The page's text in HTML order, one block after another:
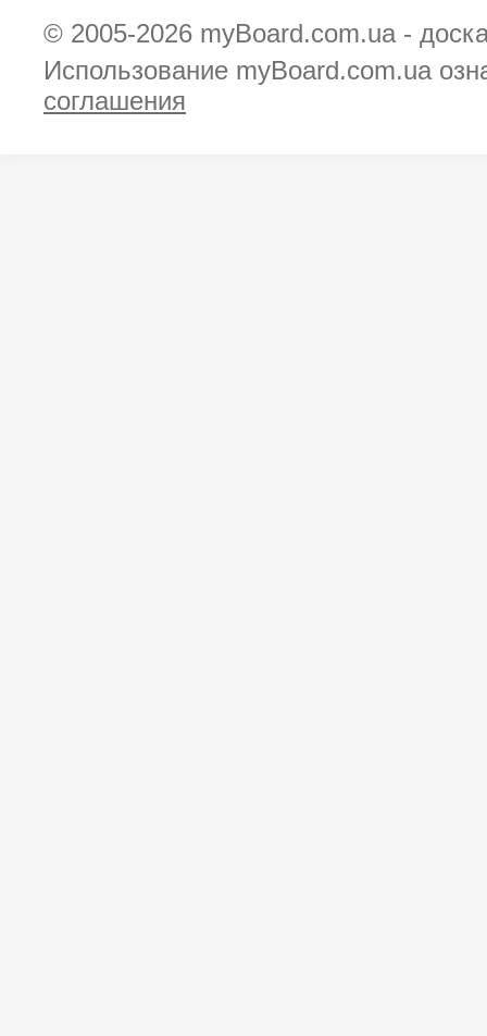
© 2005-2026 myBoard.com.ua -
Использование myBoard.com.ua
соглашения